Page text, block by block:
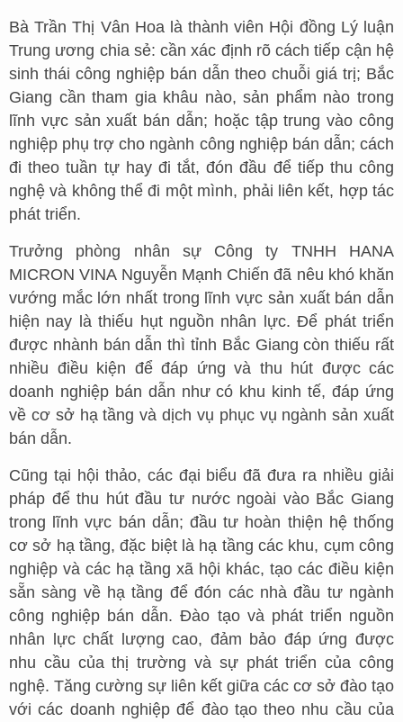
Bà Trần Thị Vân Hoa là thành viên Hội đồng Lý luận
Trung ương chia sẻ: cần xác định rõ cách tiếp cận hệ
sinh thái công nghiệp bán dẫn theo chuỗi giá trị; Bắc
Giang cần tham gia khâu nào, sản phẩm nào trong
lĩnh vực sản xuất bán dẫn; hoặc tập trung vào công
nghiệp phụ trợ cho ngành công nghiệp bán dẫn; cách
đi theo tuần tự hay đi tắt, đón đầu để tiếp thu công
nghệ và không thể đi một mình, phải liên kết, hợp tác
phát triển.
Trưởng phòng nhân sự Công ty TNHH HANA
MICRON VINA Nguyễn Mạnh Chiến đã nêu khó khăn
vướng mắc lớn nhất trong lĩnh vực sản xuất bán dẫn
hiện nay là thiếu hụt nguồn nhân lực. Để phát triển
được nhành bán dẫn thì tỉnh Bắc Giang còn thiếu rất
nhiều điều kiện để đáp ứng và thu hút được các
doanh nghiệp bán dẫn như có khu kinh tế, đáp ứng
về cơ sở hạ tầng và dịch vụ phục vụ ngành sản xuất
bán dẫn.
Cũng tại hội thảo, các đại biểu đã đưa ra nhiều giải
pháp để thu hút đầu tư nước ngoài vào Bắc Giang
trong lĩnh vực bán dẫn; đầu tư hoàn thiện hệ thống
cơ sở hạ tầng, đặc biệt là hạ tầng các khu, cụm công
nghiệp và các hạ tầng xã hội khác, tạo các điều kiện
sẵn sàng về hạ tầng để đón các nhà đầu tư ngành
công nghiệp bán dẫn. Đào tạo và phát triển nguồn
nhân lực chất lượng cao, đảm bảo đáp ứng được
nhu cầu của thị trường và sự phát triển của công
nghệ. Tăng cường sự liên kết giữa các cơ sở đào tạo
với các doanh nghiệp để đào tạo theo nhu cầu của